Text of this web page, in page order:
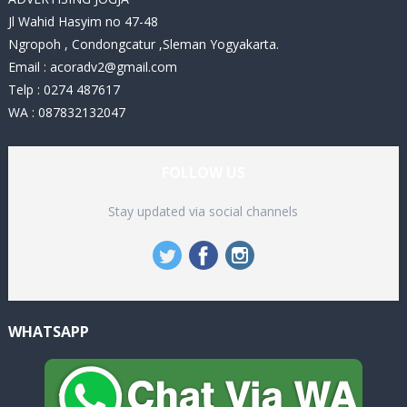
Jl Wahid Hasyim no 47-48
Ngropoh , Condongcatur ,Sleman Yogyakarta.
Email : acoradv2@gmail.com
Telp : 0274 487617
WA : 087832132047
Stay updated via social channels
WHATSAPP